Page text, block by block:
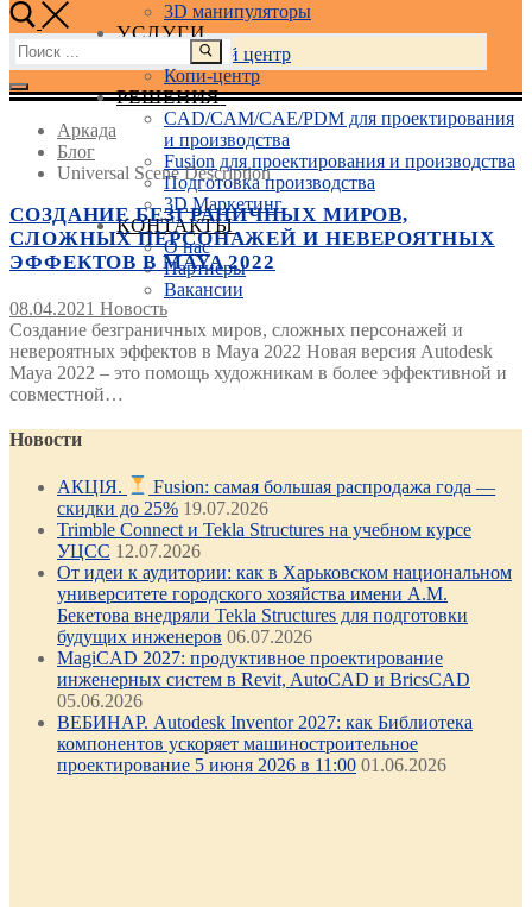
3D манипуляторы
УСЛУГИ
Учебный центр
Копи-центр
РЕШЕНИЯ
CAD/CAM/CAE/PDM для проектирования
и производства
Fusion для проектирования и производства
Подготовка производства
3D Маркетинг
КОНТАКТЫ
О нас
Партнеры
Вакансии
Найти:
Аркада
Блог
Universal Scene Description
СОЗДАНИЕ БЕЗГРАНИЧНЫХ МИРОВ,
СЛОЖНЫХ ПЕРСОНАЖЕЙ И НЕВЕРОЯТНЫХ
ЭФФЕКТОВ В MAYA 2022
08.04.2021 Новость
Создание безграничных миров, сложных персонажей и
невероятных эффектов в Maya 2022 Новая версия Autodesk
Maya 2022 – это помощь художникам в более эффективной и
совместной…
Новости
АКЦІЯ.
Fusion: самая большая распродажа года —
скидки до 25% 19.07.2026
Trimble Connect и Tekla Structures на учебном курсе
УЦСС 12.07.2026
От идеи к аудитории: как в Харьковском национальном
университете городского хозяйства имени А.М.
Бекетова внедряли Tekla Structures для подготовки
будущих инженеров 06.07.2026
MagiCAD 2027: продуктивное проектирование
инженерных систем в Revit, AutoCAD и BricsCAD
05.06.2026
ВЕБИНАР. Autodesk Inventor 2027: как Библиотека
компонентов ускоряет машиностроительное
проектирование 5 июня 2026 в 11:00 01.06.2026